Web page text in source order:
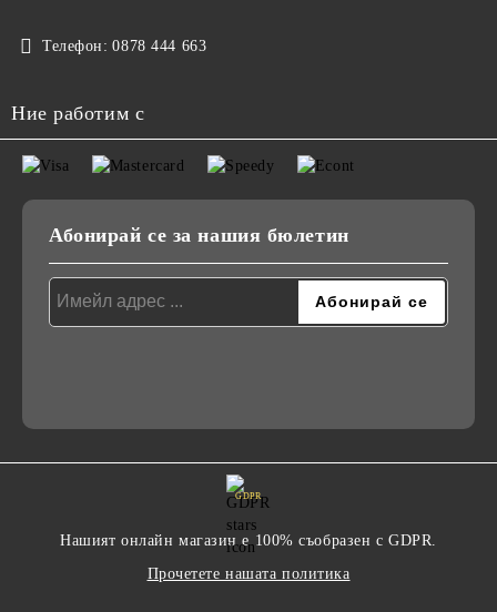
Телефон: 0878 444 663
Ние работим с
Абонирай се за нашия бюлетин
GDPR
Нашият онлайн магазин е 100% съобразен с GDPR.
Прочетете нашата политика